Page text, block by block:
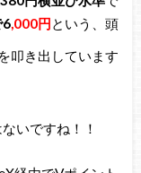
6,000円という、頭
叩き出しています
いですね！！